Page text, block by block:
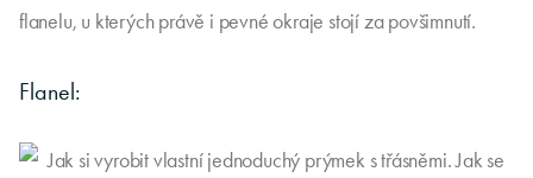
flanelu, u kterých právě i pevné okraje stojí za povšimnutí.
Flanel: